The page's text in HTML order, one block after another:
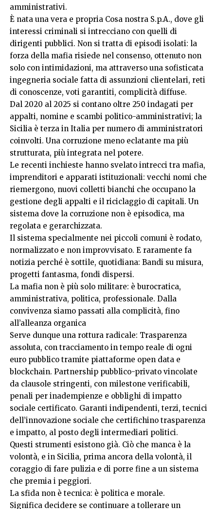
amministrativi.
È nata una vera e propria Cosa nostra S.p.A., dove gli
interessi criminali si intrecciano con quelli di
dirigenti pubblici. Non si tratta di episodi isolati: la
forza della mafia risiede nel consenso, ottenuto non
solo con intimidazioni, ma attraverso una sofisticata
ingegneria sociale fatta di assunzioni clientelari, reti
di conoscenze, voti garantiti, complicità diffuse.
Dal 2020 al 2025 si contano oltre 250 indagati per
appalti, nomine e scambi politico-amministrativi; la
Sicilia è terza in Italia per numero di amministratori
coinvolti. Una corruzione meno eclatante ma più
strutturata, più integrata nel potere.
Le recenti inchieste hanno svelato intrecci tra mafia,
imprenditori e apparati istituzionali: vecchi nomi che
riemergono, nuovi colletti bianchi che occupano la
gestione degli appalti e il riciclaggio di capitali. Un
sistema dove la corruzione non è episodica, ma
regolata e gerarchizzata.
Il sistema specialmente nei piccoli comuni è rodato,
normalizzato e non improvvisato. E raramente fa
notizia perché è sottile, quotidiana: Bandi su misura,
progetti fantasma, fondi dispersi.
La mafia non è più solo militare: è burocratica,
amministrativa, politica, professionale. Dalla
convivenza siamo passati alla complicità, fino
all’alleanza organica
Serve dunque una rottura radicale: Trasparenza
assoluta, con tracciamento in tempo reale di ogni
euro pubblico tramite piattaforme open data e
blockchain. Partnership pubblico-privato vincolate
da clausole stringenti, con milestone verificabili,
penali per inadempienze e obblighi di impatto
sociale certificato. Garanti indipendenti, terzi, tecnici
dell’innovazione sociale che certifichino trasparenza
e impatto, al posto degli intermediari politici.
Questi strumenti esistono già. Ciò che manca è la
volontà, e in Sicilia, prima ancora della volontà, il
coraggio di fare pulizia e di porre fine a un sistema
che premia i peggiori.
La sfida non è tecnica: è politica e morale.
Significa decidere se continuare a tollerare un